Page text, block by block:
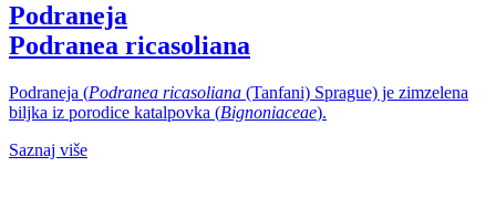
Podraneja
Podranea ricasoliana
Podraneja (Podranea ricasoliana (Tanfani) Sprague) je zimzelena
biljka iz porodice katalpovka (Bignoniaceae).
Saznaj više